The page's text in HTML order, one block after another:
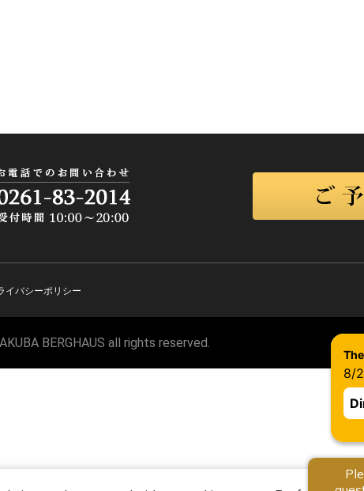
イバシーポリシー
BERGHAUS all rights reserved.
8/